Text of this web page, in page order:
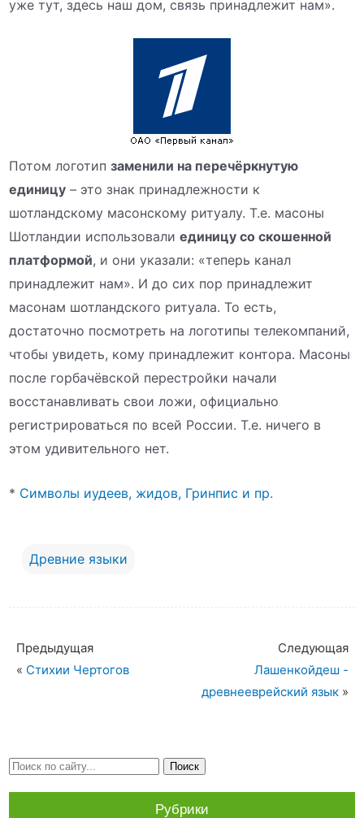
уже тут, здесь наш дом, связь принадлежит нам».
Потом логотипзаменили на перечёркнутую
единицу – это знак принадлежности к
шотландскому масонскому ритуалу. Т.е. масоны
Шотландии использовалиединицу со скошенной
платформой, и они указали: «теперь канал
принадлежит нам». И до сих пор принадлежит
масонам шотландского ритуала. То есть,
достаточно посмотреть на логотипы телекомпаний,
чтобы увидеть, кому принадлежит контора. Масоны
после горбачёвской перестройки начали
восстанавливать свои ложи, официально
регистрироваться по всей России. Т.е. ничего в
этом удивительного нет.
* Символы иудеев, жидов, Гринпис и пр.
Древние языки
Предыдущая
« Стихии Чертогов
Следующая
Лашенкойдеш -
древнееврейский язык»
Рубрики